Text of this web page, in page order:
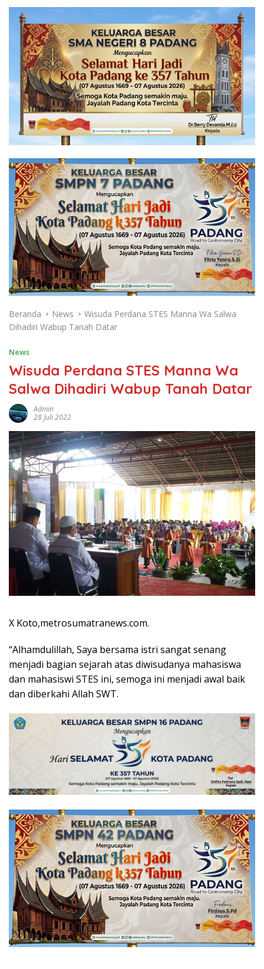
Beranda News
Wisuda Perdana STES Manna Wa Salwa
Dihadiri Wabup Tanah Datar
News
Wisuda Perdana STES Manna Wa
Salwa Dihadiri Wabup Tanah Datar
Admin
28 Juli 2022
X Koto,metrosumatranews.com.
“Alhamdulillah, Saya bersama istri sangat senang
menjadi bagian sejarah atas diwisudanya mahasiswa
dan mahasiswi STES ini, semoga ini menjadi awal baik
dan diberkahi Allah SWT.